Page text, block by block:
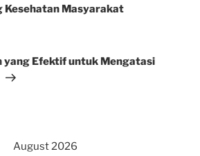
Kesehatan Masyarakat
yang Efektif untuk Mengatasi
August 2026